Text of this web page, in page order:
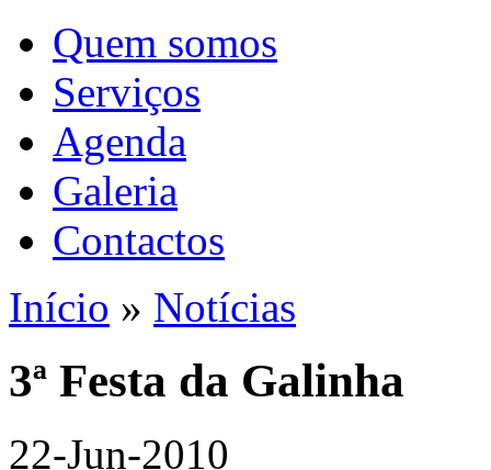
Quem somos
Serviços
Agenda
Galeria
Contactos
Início » Notícias
3ª Festa da Galinha
22-Jun-2010